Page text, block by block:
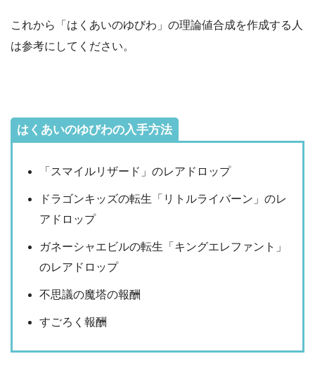
これから「はくあいのゆびわ」の理論値合成を作成する人
は参考にしてください。
はくあいのゆびわの入手方法
「スマイルリザード」のレアドロップ
ドラゴンキッズの転生「リトルライバーン」のレ
アドロップ
ガネーシャエビルの転生「キングエレファント」
のレアドロップ
不思議の魔塔の報酬
すごろく報酬